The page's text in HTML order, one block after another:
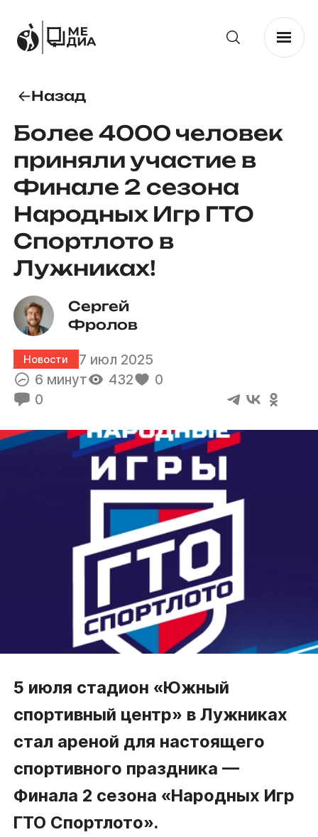
Назад
Более 4000 человек
приняли участие в
Финале 2 сезона
Народных Игр ГТО
Спортлото в
Лужниках!
Сергей
Фролов
Новости
7 июл 2025
6 минут
432
0
0
5 июля стадион «Южный
спортивный центр» в Лужниках
стал ареной для настоящего
спортивного праздника —
Финала 2 сезона «Народных Игр
ГТО Спортлото».